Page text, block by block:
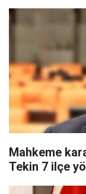
Mahkeme
Tekin 7 ilçe